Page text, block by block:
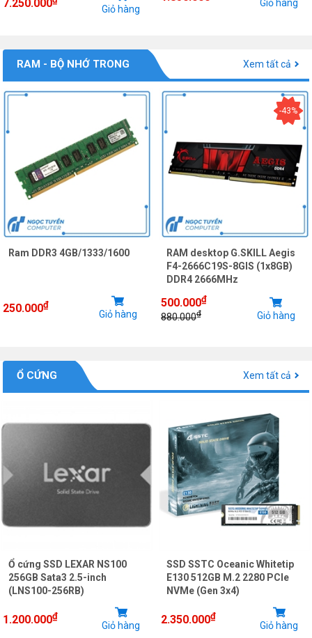
7.250.000 Giỏ hàng
Giỏ hàng
RAM - BỘ NHỚ TRONG Xem tất cả
Ram DDR3 4GB/1333/1600
250.000₫
Giỏ hàng
-43%
RAM desktop G.SKILL Aegis
F4-2666C19S-8GIS (1x8GB)
DDR4 2666MHz
500.000₫
880.000₫ Giỏ hàng
Ổ CỨNG Xem tất cả
Ổ cứng SSD LEXAR NS100
256GB Sata3 2.5-inch
(LNS100-256RB)
1.200.000₫
Giỏ hàng
SSD SSTC Oceanic Whitetip
E130 512GB M.2 2280 PCIe
NVMe (Gen 3x4)
2.350.000₫
Giỏ hàng